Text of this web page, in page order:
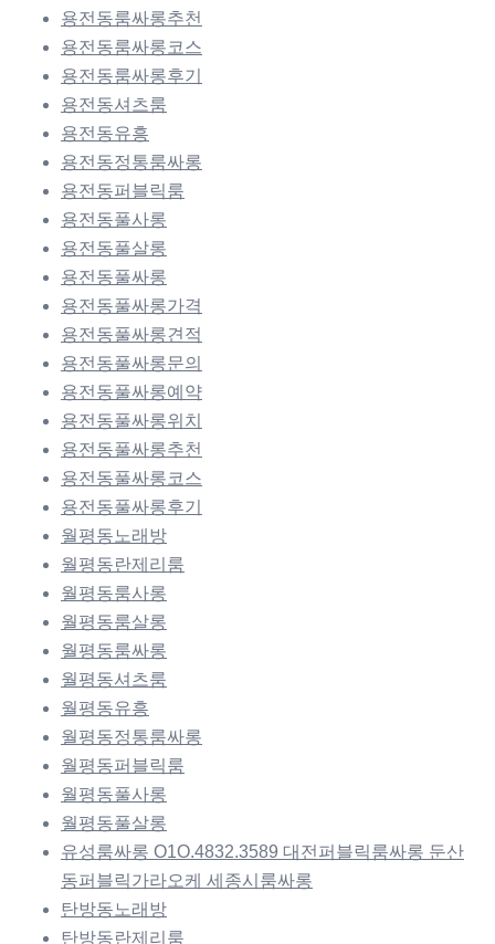
용전동룸싸롱추천
용전동룸싸롱코스
용전동룸싸롱후기
용전동셔츠룸
용전동유흥
용전동정통룸싸롱
용전동퍼블릭룸
용전동풀사롱
용전동풀살롱
용전동풀싸롱
용전동풀싸롱가격
용전동풀싸롱견적
용전동풀싸롱문의
용전동풀싸롱예약
용전동풀싸롱위치
용전동풀싸롱추천
용전동풀싸롱코스
용전동풀싸롱후기
월평동노래방
월평동란제리룸
월평동룸사롱
월평동룸살롱
월평동룸싸롱
월평동셔츠룸
월평동유흥
월평동정통룸싸롱
월평동퍼블릭룸
월평동풀사롱
월평동풀살롱
유성룸싸롱 O1O.4832.3589 대전퍼블릭룸싸롱 둔산
동퍼블릭가라오케 세종시룸싸롱
탄방동노래방
탄방동란제리룸